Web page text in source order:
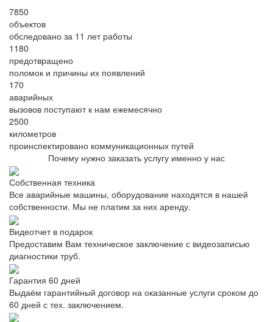
7850
объектов
обследовано за 11 лет работы
1180
предотвращено
поломок и причины их появлений
170
аварийных
вызовов поступают к нам ежемесячно
2500
километров
проинспектировано коммуникационных путей
Почему нужно заказать услугу именно у нас
Собственная техника
Все аварийные машины, оборудование находятся в нашей
собственности. Мы не платим за них аренду.
Видеотчет в подарок
Предоставим Вам техническое заключение с видеозаписью
диагностики труб.
Гарантия 60 дней
Выдаём гарантийный договор на оказанные услуги сроком до
60 дней с тех. заключением.